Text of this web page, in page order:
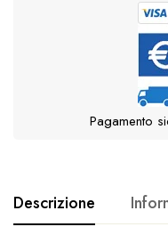
Pagamento
Descrizione